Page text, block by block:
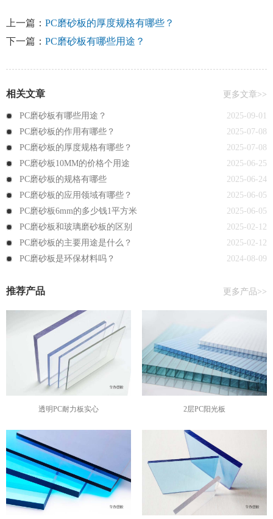
上一篇： PC磨砂板的厚度规格有哪些？
下一篇： PC磨砂板有哪些用途？
相关文章 更多文章>>
PC磨砂板有哪些用途？
2025-09-01
PC磨砂板的作用有哪些？
2025-07-08
PC磨砂板的厚度规格有哪些？
2025-07-08
PC磨砂板10MM的价格个用途
2025-06-25
PC磨砂板的规格有哪些
2025-06-24
PC磨砂板的应用领域有哪些？
2025-06-05
PC磨砂板6mm的多少钱1平方米
2025-06-05
PC磨砂板和玻璃磨砂板的区别
2025-02-12
PC磨砂板的主要用途是什么？
2025-02-12
PC磨砂板是环保材料吗？
2024-08-09
推荐产品 更多产品>>
透明PC耐力板实心 2层PC阳光板